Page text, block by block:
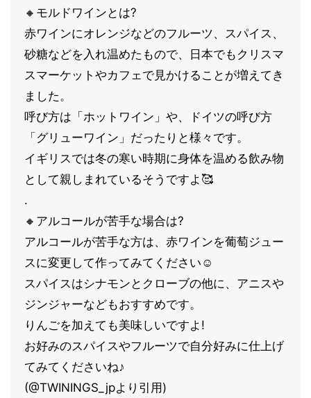
🔸モルドワインとは?
赤ワインにオレンジなどのフルーツ、スパイス、
砂糖などを入れ温めたもので、日本でもクリスマ
スマーケットやカフェで見かけることが増えてき
ました。
呼び方は「ホットワイン」や、ドイツの呼び方
「グリューワイン」だったりと様々です。
イギリスでは冬の寒い時期に身体を温める飲み物
として親しまれているそうですよ🥰
.
🔸アルコールが苦手な場合は?
アルコールが苦手な方は、赤ワインを葡萄ジュー
スに変更して作ってみてください☺
スパイスはシナモンとクローブの他に、アニスや
ジンジャーなどもおすすめです。
りんごを加えても美味しいですよ!
お好みのスパイスやフルーツで自分好みに仕上げ
てみてくださいね♪
(@TWININGS_jpより引用)